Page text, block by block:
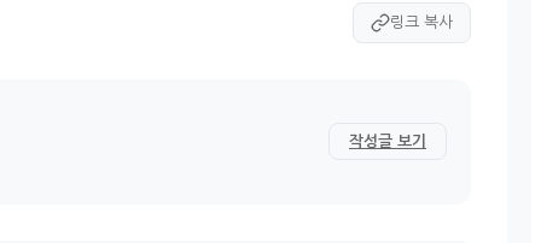
링크 복사
작성글 보기